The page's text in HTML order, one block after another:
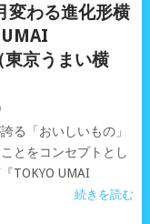
変わる進化形横
UMAI
東京うまい横
る「おいしいもの」
とをコンセプトとし
TOKYO UMAI
続きを読む